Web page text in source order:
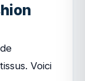
Voici